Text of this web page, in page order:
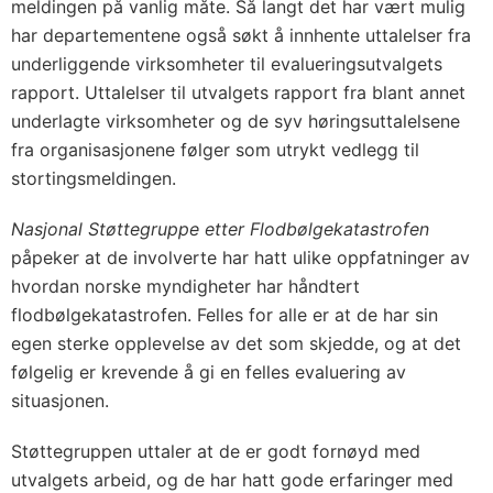
meldingen på vanlig måte. Så langt det har vært mulig
har departementene også søkt å innhente uttalelser fra
underliggende virksomheter til evalueringsutvalgets
rapport. Uttalelser til utvalgets rapport fra blant annet
underlagte virksomheter og de syv høringsuttalelsene
fra organisasjonene følger som utrykt vedlegg til
stortingsmeldingen.
Nasjonal Støttegruppe etter Flodbølgekatastrofen
påpeker at de involverte har hatt ulike oppfatninger av
hvordan norske myndigheter har håndtert
flodbølgekatastrofen. Felles for alle er at de har sin
egen sterke opplevelse av det som skjedde, og at det
følgelig er krevende å gi en felles evaluering av
situasjonen.
Støttegruppen uttaler at de er godt fornøyd med
utvalgets arbeid, og de har hatt gode erfaringer med